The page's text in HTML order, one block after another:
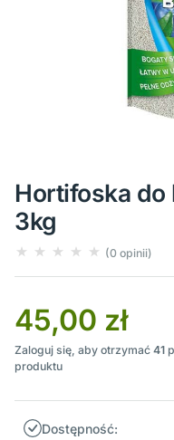
Hortifoska
3kg
(0 opinii)
45,00 zł
Zaloguj się, aby otrzymać 41
produktu
Dostępność: